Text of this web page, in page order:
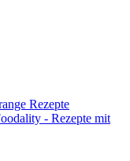
Rezepte
- Rezepte mit